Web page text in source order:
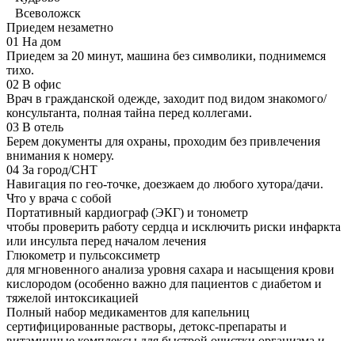
Всеволожск
Приедем незаметно
01 На дом
Приедем за 20 минут, машина без символики, поднимемся
тихо.
02 В офис
Врач в гражданской одежде, заходит под видом знакомого/
консультанта, полная тайна перед коллегами.
03 В отель
Берем документы для охраны, проходим без привлечения
внимания к номеру.
04 За город/СНТ
Навигация по гео-точке, доезжаем до любого хутора/дачи.
Что у врача с собой
Портативный кардиограф (ЭКГ) и тонометр
чтобы проверить работу сердца и исключить риски инфаркта
или инсульта перед началом лечения
Глюкометр и пульсоксиметр
для мгновенного анализа уровня сахара и насыщения крови
кислородом (особенно важно для пациентов с диабетом и
тяжелой интоксикацией
Полный набор медикаментов для капельниц
сертифицированные растворы, детокс-препараты и